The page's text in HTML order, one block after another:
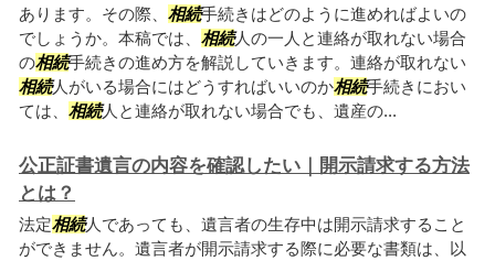
あります。その際、 相続手続きはどのように進めればよいの
でしょうか。本稿では、 相続人の一人と連絡が取れない場合
の相続手続きの進め方を解説していきます。連絡が取れない
相続人がいる場合にはどうすればいいのか相続手続きにおい
ては、 相続人と連絡が取れない場合でも、遺産の...
公正証書遺言の内容を確認したい｜開示請求する方法
とは？
法定相続人であっても、遺言者の生存中は開示請求すること
ができません。遺言者が開示請求する際に必要な書類は、以